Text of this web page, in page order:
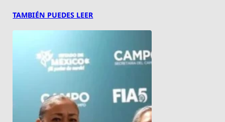
TAMBIÉN PUEDES LEER